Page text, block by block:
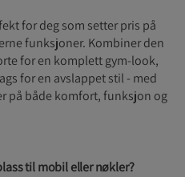
for deg som setter pris på
funksjoner. Kombiner den
for en komplett gym-look,
for en avslappet stil - med
på både komfort, funksjon og
til mobil eller nøkler?